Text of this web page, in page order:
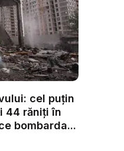
cel puțin
44 răniți în
bombarda...